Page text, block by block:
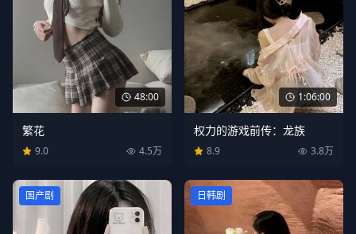
48:00
繁花
9.0 4.5万
1:06:00
权力的游戏前传：龙族
8.9 3.8万
国产剧 日韩剧